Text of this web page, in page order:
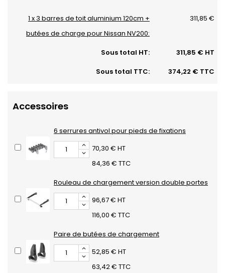
1 x 3 barres de toit aluminium 120cm +
butées de charge pour Nissan NV200:
311,85 €
Sous total HT:
311,85 € HT
Sous total TTC:
374,22 € TTC
Accessoires
6 serrures antivol pour pieds de fixations
70,30 € HT
84,36 € TTC
Rouleau de chargement version double portes
96,67 € HT
116,00 € TTC
Paire de butées de chargement
52,85 € HT
63,42 € TTC